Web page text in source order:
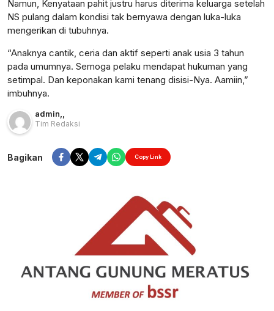
Namun, Kenyataan pahit justru harus diterima keluarga setelah
NS pulang dalam kondisi tak bernyawa dengan luka-luka
mengerikan di tubuhnya.
“Anaknya cantik, ceria dan aktif seperti anak usia 3 tahun
pada umumnya. Semoga pelaku mendapat hukuman yang
setimpal. Dan keponakan kami tenang disisi-Nya. Aamiin,”
imbuhnya.
admin,,
Tim Redaksi
Bagikan Copy Link